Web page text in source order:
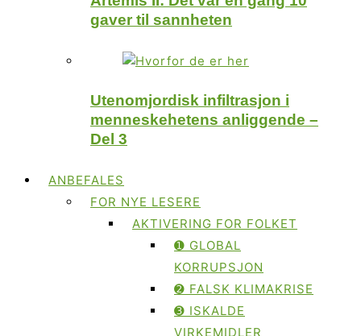
gaver til sannheten
Utenomjordisk infiltrasjon i
menneskehetens anliggende –
Del 3
ANBEFALES
FOR NYE LESERE
AKTIVERING FOR FOLKET
➊ GLOBAL
KORRUPSJON
➋ FALSK KLIMAKRISE
➌ ISKALDE
VIRKEMIDLER